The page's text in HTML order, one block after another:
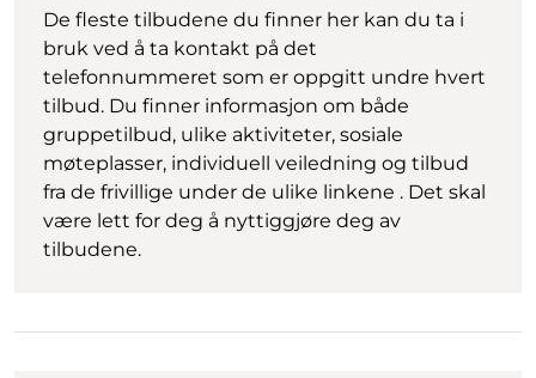
De fleste tilbudene du finner her kan du ta i
bruk ved å ta kontakt på det
telefonnummeret som er oppgitt undre hvert
tilbud. Du finner informasjon om både
gruppetilbud, ulike aktiviteter, sosiale
møteplasser, individuell veiledning og tilbud
fra de frivillige under de ulike linkene . Det skal
være lett for deg å nyttiggjøre deg av
tilbudene.